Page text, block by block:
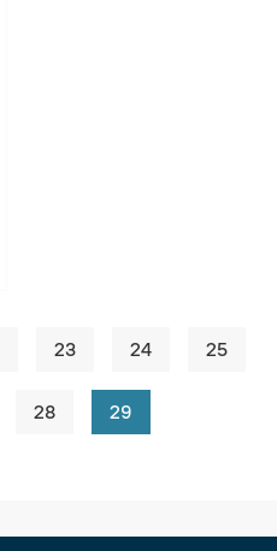
23 24 25
28 29